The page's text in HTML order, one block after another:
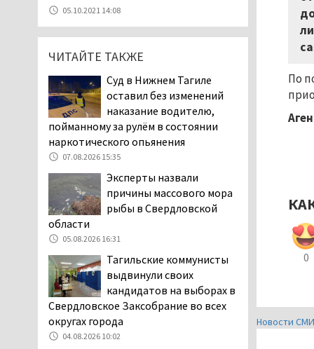
По
0
Новости
В Нижнем Тагиле в День
города перекроют
центральные улицы и
ограничат парковку
В суд направлено
уголовное дело о
мошенничестве при
строительстве ИЖС в Нижнем
Тагиле
Екатеринбург подвергся
атаке БПЛА, восемь из
них были сбиты, три
упали на крышу логистического
07.08.2026 11:28
Тагильские спасатели
помогли заблудившемуся
в лесу мужчине найти
дорогу домой
05.10.2021 14:08
ЧИТАЙТЕ ТАКЖЕ
Суд в Нижнем Тагиле
оставил без изменений
наказание водителю,
пойманному за рулём в состоянии
наркотического опьянения
07.08.2026 15:35
Эксперты назвали
причины массового мора
рыбы в Свердловской
области
05.08.2026 16:31
Тагильские коммунисты
выдвинули своих
кандидатов на выборах в
Свердловское Заксобрание во всех
округах города
04.08.2026 10:02